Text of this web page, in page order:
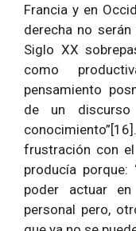
Francia y en
derecha no
Siglo XX
como
pensamiento
de un
frustración con
producía
poder actuar
personal pero,